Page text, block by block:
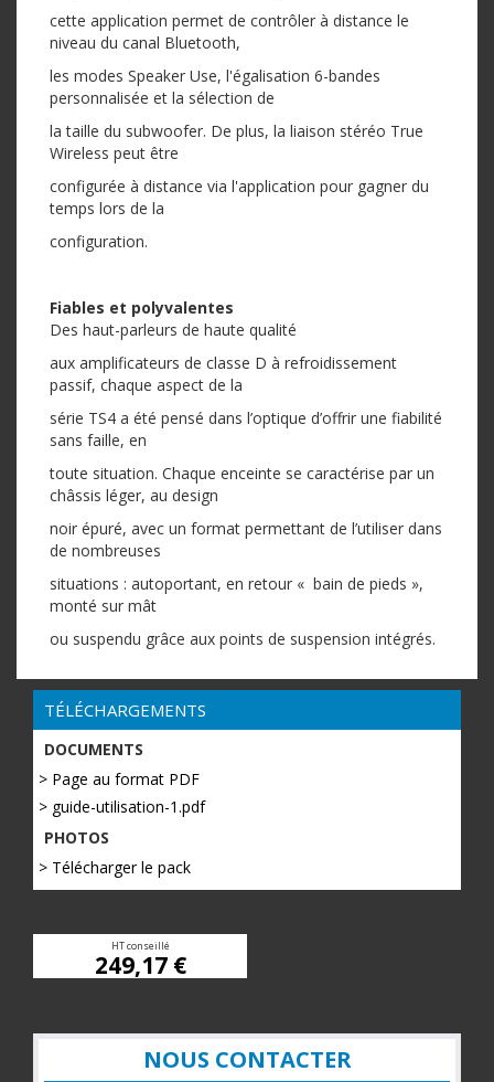
cette application permet de contrôler à distance le
niveau du canal Bluetooth,
les modes Speaker Use, l'égalisation 6-bandes
personnalisée et la sélection de
la taille du subwoofer. De plus, la liaison stéréo True
Wireless peut être
configurée à distance via l'application pour gagner du
temps lors de la
configuration.
Fiables et polyvalentes
Des haut-parleurs de haute qualité
aux amplificateurs de classe D à refroidissement
passif, chaque aspect de la
série TS4 a été pensé dans l’optique d’offrir une fiabilité
sans faille, en
toute situation. Chaque enceinte se caractérise par un
châssis léger, au design
noir épuré, avec un format permettant de l’utiliser dans
de nombreuses
situations : autoportant, en retour « bain de pieds »,
monté sur mât
ou suspendu grâce aux points de suspension intégrés.
TÉLÉCHARGEMENTS
DOCUMENTS
> Page au format PDF
> guide-utilisation-1.pdf
PHOTOS
> Télécharger le pack
HT conseillé
249,17 €
NOUS CONTACTER